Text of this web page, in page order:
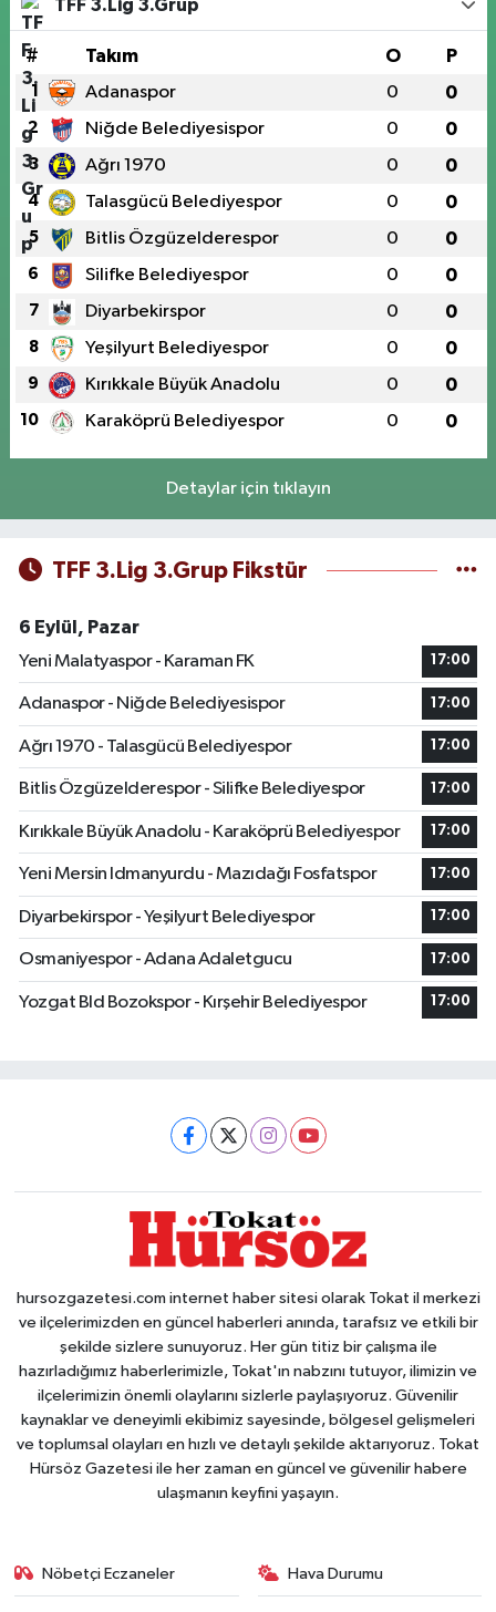
TFF 3.Lig 3.Grup
# Takım O P
1 Adanaspor 0 0
2 Niğde Belediyesispor 0 0
3 Ağrı 1970 0 0
4 Talasgücü Belediyespor 0 0
5 Bitlis Özgüzelderespor 0 0
6 Silifke Belediyespor 0 0
7 Diyarbekirspor 0 0
8 Yeşilyurt Belediyespor 0 0
9 Kırıkkale Büyük Anadolu 0 0
10 Karaköprü Belediyespor 0 0
Detaylar için tıklayın
TFF 3.Lig 3.Grup Fikstür
6 Eylül, Pazar
Yeni Malatyaspor - Karaman FK
17:00
Adanaspor - Niğde Belediyesispor 17:00
Ağrı 1970 - Talasgücü Belediyespor 17:00
Bitlis Özgüzelderespor - Silifke Belediyespor 17:00
Kırıkkale Büyük Anadolu - Karaköprü Belediyespor 17:00
Yeni Mersin Idmanyurdu - Mazıdağı Fosfatspor 17:00
Diyarbekirspor - Yeşilyurt Belediyespor 17:00
Osmaniyespor - Adana Adaletgucu 17:00
Yozgat Bld Bozokspor - Kırşehir Belediyespor 17:00
hursozgazetesi.com internet haber sitesi olarak Tokat il merkezi
ve ilçelerimizden en güncel haberleri anında, tarafsız ve etkili bir
şekilde sizlere sunuyoruz. Her gün titiz bir çalışma ile
hazırladığımız haberlerimizle, Tokat'ın nabzını tutuyor, ilimizin ve
ilçelerimizin önemli olaylarını sizlerle paylaşıyoruz. Güvenilir
kaynaklar ve deneyimli ekibimiz sayesinde, bölgesel gelişmeleri
ve toplumsal olayları en hızlı ve detaylı şekilde aktarıyoruz. Tokat
Hürsöz Gazetesi ile her zaman en güncel ve güvenilir habere
ulaşmanın keyfini yaşayın.
Nöbetçi Eczaneler Hava Durumu